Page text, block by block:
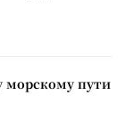
морскому пути